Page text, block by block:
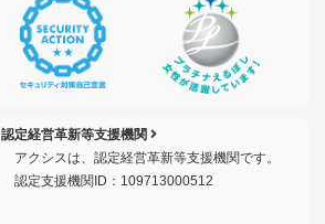
認定経営革新等支援機関
アクシスは、認定経営革新等支援機関です。
認定支援機関ID：109713000512